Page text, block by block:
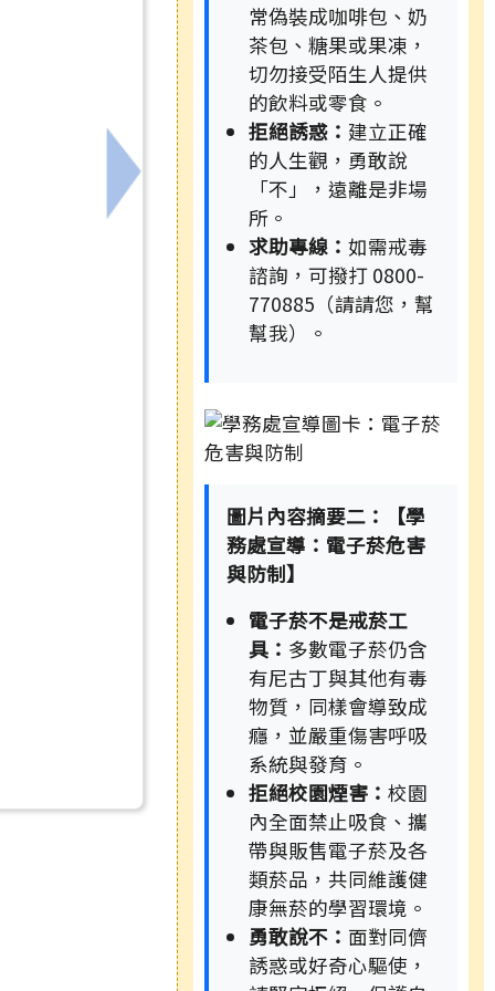
2026酷課夏日尋寶趣」，鼓勵本校同學踴躍參加。
下一筆：有關本市教師專業學習社群召集
常偽裝成咖啡包、奶
茶包、糖果或果凍，
切勿接受陌生人提供
的飲料或零食。
拒絕誘惑： 建立正確
的人生觀，勇敢說
「不」，遠離是非場
所。
求助專線： 如需戒毒
諮詢，可撥打 0800-
770885（請請您，幫
幫我）。
圖片內容摘要二：【學
務處宣導：電子菸危害
與防制】
電子菸不是戒菸工
具： 多數電子菸仍含
有尼古丁與其他有毒
物質，同樣會導致成
癮，並嚴重傷害呼吸
系統與發育。
拒絕校園煙害： 校園
內全面禁止吸食、攜
帶與販售電子菸及各
類菸品，共同維護健
康無菸的學習環境。
勇敢說不： 面對同儕
誘惑或好奇心驅使，